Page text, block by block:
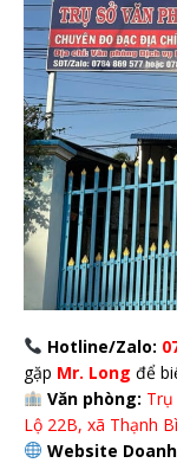
Hotline/Zalo:
gặp Mr. Long để
Văn phòng:
Lộ 22B, xã Thạnh
Website